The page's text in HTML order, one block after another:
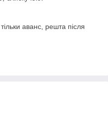
аванс, решта після